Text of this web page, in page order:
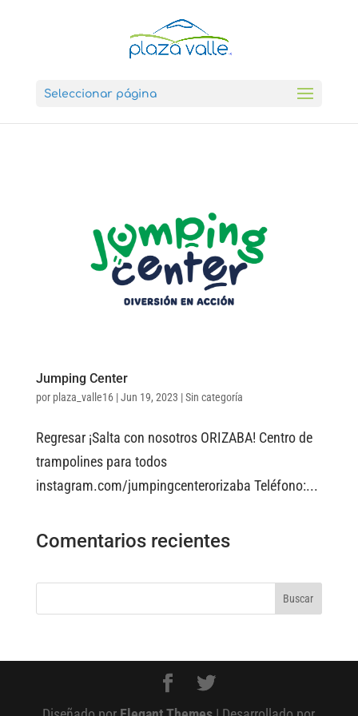
Seleccionar página
Jumping Center
por plaza_valle16|Jun 19, 2023 |Sin categoría
Regresar ¡Salta con nosotros ORIZABA! Centro de
trampolines para todos
instagram.com/jumpingcenterorizaba Teléfono:...
Comentarios recientes